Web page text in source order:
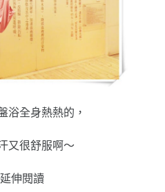
浴全身熱熱的，
又很舒服啊～
伸閱讀